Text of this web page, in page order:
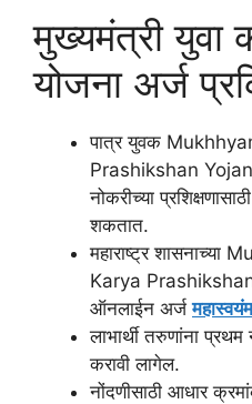
मुख्यमंत्री युवा
योजना अर्ज
पात्र युवक
Prashikshan
नोकरीच्या
शकतात.
महाराष्ट्र
Karya
ऑनलाईन अर्ज
लाभार्थी तरुणांना प्रथम
करावी लागेल.
नोंदणीसाठी आधार